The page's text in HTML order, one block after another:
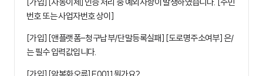
번호 또는 사업자번호 상이]
[가입] [앤플랫폼-청구납부/단말등록실패] [도로명주소여부] 은/
는 필수 입력값입니다.